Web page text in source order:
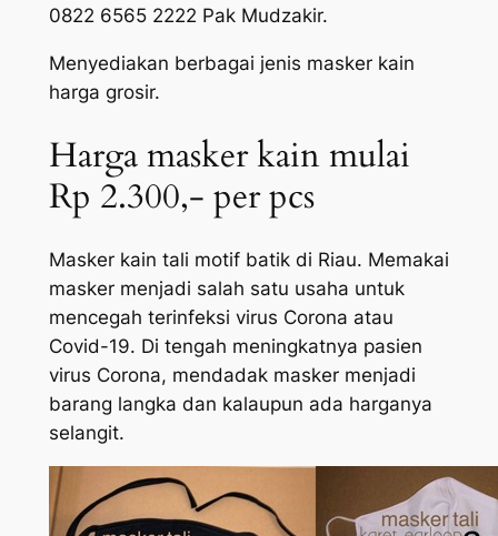
0822 6565 2222 Pak Mudzakir.
Menyediakan berbagai jenis masker kain
harga grosir.
Harga masker kain mulai
Rp 2.300,- per pcs
Masker kain tali motif batik di Riau. Memakai
masker menjadi salah satu usaha untuk
mencegah terinfeksi virus Corona atau
Covid-19. Di tengah meningkatnya pasien
virus Corona, mendadak masker menjadi
barang langka dan kalaupun ada harganya
selangit.